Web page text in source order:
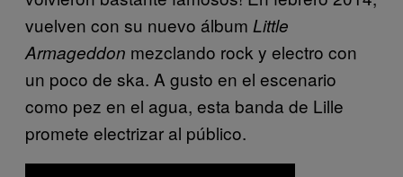
vuelven con su nuevo álbum Little
Armageddon mezclando rock y electro con
un poco de ska. A gusto en el escenario
como pez en el agua, esta banda de Lille
promete electrizar al público.